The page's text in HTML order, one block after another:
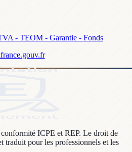
- TEOM - Garantie - Fonds
ICPE et REP. Le droit de
traduit pour les professionnels et les